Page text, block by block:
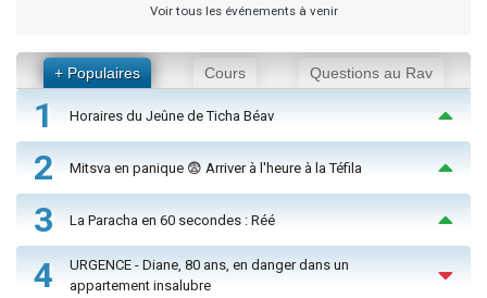
Voir tous les événements à venir
+ Populaires Cours Questions au Rav
1 Horaires du Jeûne de Ticha Béav
2 Mitsva en panique 😨 Arriver à l'heure à la Téfila
3 La Paracha en 60 secondes : Réé
4
URGENCE - Diane, 80 ans, en danger dans un
appartement insalubre